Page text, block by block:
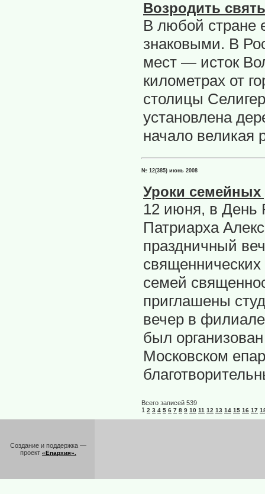
Возродить
В любой стране
знаковыми. В
мест — исток
километрах от
столицы
установлена
начало великая
№ 12(385) июнь 2008
Уроки семейных
12 июня, в День
Патриарха
праздничный
семей
приглашены
вечер в
был
Московском
Всего записей 539
1 2 3 4 5 6 7 8 9 10 11 12 13 14 15 16 17
Создание и поддержка —
проект «Епархия».